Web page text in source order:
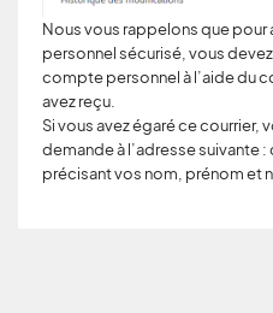
Nous vous rappelons que
personnel sécurisé, vous
compte personnel à l’aide du
avez reçu.
Si vous avez égaré ce courrier,
demande à l’adresse suivante
précisant vos nom, prénom et